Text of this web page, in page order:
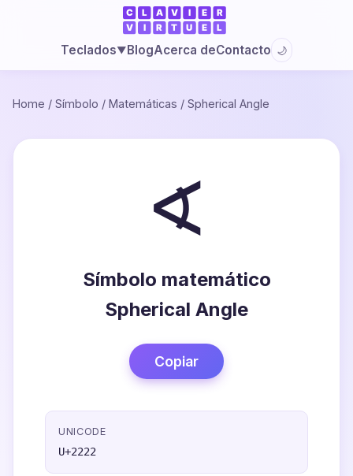
Teclados▼BlogAcerca deContacto 🌙
Home / Símbolo / Matemáticas / Spherical Angle
∢
Símbolo matemático
Spherical Angle
Copiar
UNICODE
U+2222